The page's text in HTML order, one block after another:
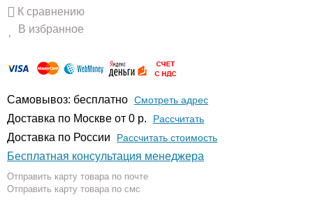
К сравнению
В избранное
Самовывоз: бесплатно Смотреть адрес
Доставка по Москве от 0 р. Расcчитать
Доставка по России Рассчитать стоимость
Бесплатная консультация менеджера
Отправить карту товара по почте
Отправить карту товара по смс